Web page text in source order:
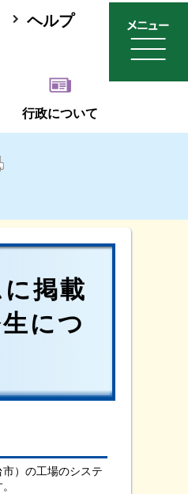
ヘルプ
行政について
掲載
につ
）の工場のシステ